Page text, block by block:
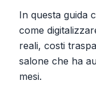
In questa guida
come
reali, costi
salone che ha
mesi.